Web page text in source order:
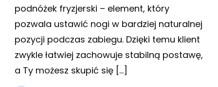
podnóżek fryzjerski – element, który
pozwala ustawić nogi w bardziej naturalnej
pozycji podczas zabiegu. Dzięki temu klient
zwykle łatwiej zachowuje stabilną postawę,
a Ty możesz skupić się […]